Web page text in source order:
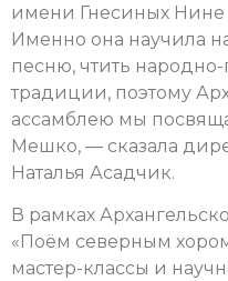
имени Гнесиных
Именно она научила
песню, чтить
традиции, поэтому
ассамблею мы
Мешко, — сказала
Наталья Асадчик.
В рамках
«Поём северным
мастер-классы и